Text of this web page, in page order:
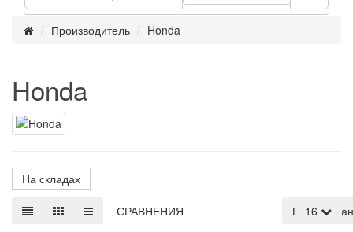
Производитель Honda
Honda
На складах
СРАВНЕНИЯ 16
По